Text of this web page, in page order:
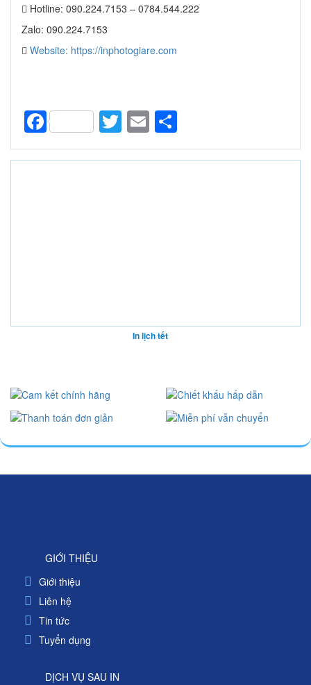
Hotline: 090.224.7153 – 0784.544.222
Zalo: 090.224.7153
Website: https://inphotogiare.com
FacebookTwitter
Email
In lịch tết
GIỚI THIỆU
Giới thiệu
Liên hệ
Tin tức
Tuyển dụng
DỊCH VỤ SAU IN